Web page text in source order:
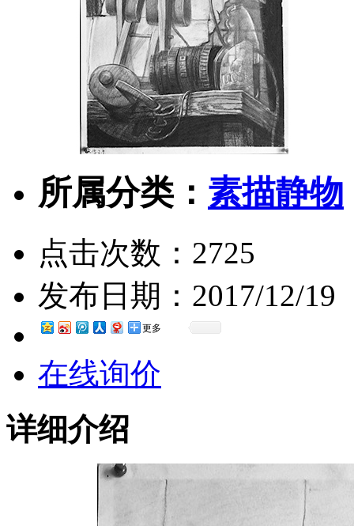
所属分类： 素描静物
点击次数： 2725
发布日期： 2017/12/19
更多
在线询价
详细介绍